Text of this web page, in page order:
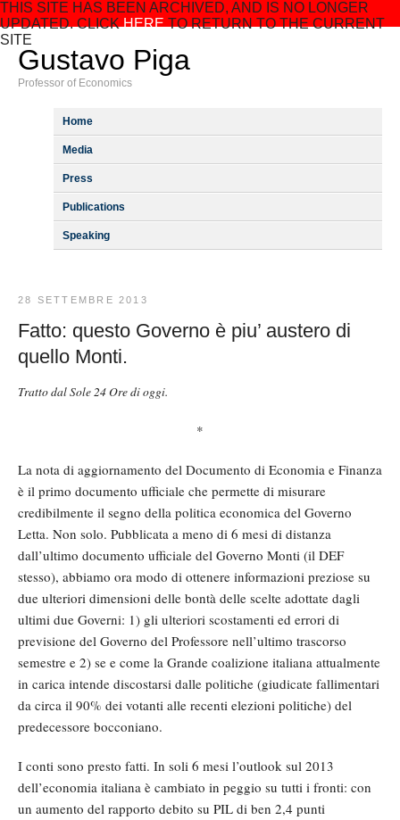
THIS SITE HAS BEEN ARCHIVED, AND IS NO LONGER
UPDATED. CLICKHERETO RETURN TO THE CURRENT
SITE
Gustavo Piga
Professor of Economics
Home
Media
Press
Publications
Speaking
28 SETTEMBRE 2013
Fatto: questo Governo è piu’ austero di
quello Monti.
Tratto dal Sole 24 Ore di oggi.
*
La nota di aggiornamento del Documento di Economia e Finanza
è il primo documento ufficiale che permette di misurare
credibilmente il segno della politica economica del Governo
Letta. Non solo. Pubblicata a meno di 6 mesi di distanza
dall’ultimo documento ufficiale del Governo Monti (il DEF
stesso), abbiamo ora modo di ottenere informazioni preziose su
due ulteriori dimensioni delle bontà delle scelte adottate dagli
ultimi due Governi: 1) gli ulteriori scostamenti ed errori di
previsione del Governo del Professore nell’ultimo trascorso
semestre e 2) se e come la Grande coalizione italiana attualmente
in carica intende discostarsi dalle politiche (giudicate fallimentari
da circa il 90% dei votanti alle recenti elezioni politiche) del
predecessore bocconiano.
I conti sono presto fatti. In soli 6 mesi l’outlook sul 2013
dell’economia italiana è cambiato in peggio su tutti i fronti: con
un aumento del rapporto debito su PIL di ben 2,4 punti